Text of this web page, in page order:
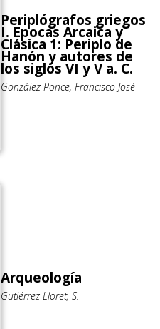
Periplógrafos griegos
I. Epocas Arcaica y
Clásica 1: Periplo de
Hanón y autores de
los siglos VI y V a. C.
González Ponce, Francisco José
Arqueología
Gutiérrez Lloret, S.